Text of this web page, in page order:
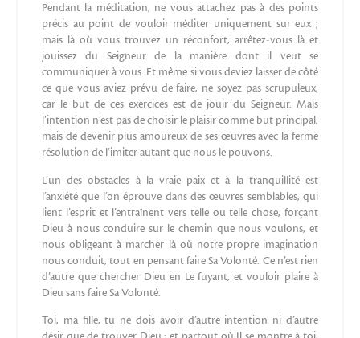
Pendant la méditation, ne vous attachez pas à des points
précis au point de vouloir méditer uniquement sur eux ;
mais là où vous trouvez un réconfort, arrêtez-vous là et
jouissez du Seigneur de la manière dont il veut se
communiquer à vous. Et même si vous deviez laisser de côté
ce que vous aviez prévu de faire, ne soyez pas scrupuleux,
car le but de ces exercices est de jouir du Seigneur. Mais
l’intention n’est pas de choisir le plaisir comme but principal,
mais de devenir plus amoureux de ses œuvres avec la ferme
résolution de l’imiter autant que nous le pouvons.
L’un des obstacles à la vraie paix et à la tranquillité est
l’anxiété que l’on éprouve dans des œuvres semblables, qui
lient l’esprit et l’entraînent vers telle ou telle chose, forçant
Dieu à nous conduire sur le chemin que nous voulons, et
nous obligeant à marcher là où notre propre imagination
nous conduit, tout en pensant faire Sa Volonté. Ce n’est rien
d’autre que chercher Dieu en Le fuyant, et vouloir plaire à
Dieu sans faire Sa Volonté.
Toi, ma fille, tu ne dois avoir d’autre intention ni d’autre